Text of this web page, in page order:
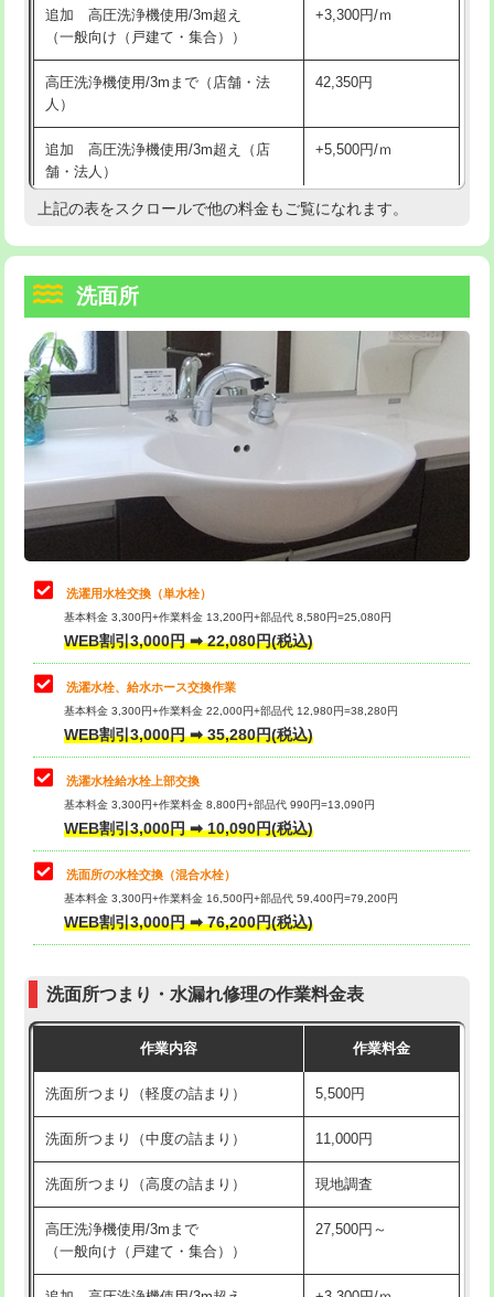
マス交換（深さ50㎝以上） 66,000円
コンクリート斫り（厚さ10㎝まで） 27,500円
コンクリート斫り（厚さ10㎝超え）
モルタル補修（厚さ10㎝まで）
モルタル補修（厚さ10㎝超え） 38,500円
洗面台設置 38,500円
追加人工
廃棄・処分 現場見積
※給水管工事は20mmまでの価格です。
持込商品取付（混合水栓） 16,500円
給水管工事※（ホール加工)
給水管工事※（バンド止め) 3,300円
給水管工事※（支持金具設置) 5,500円
給水管工事※（保温材使用（バンド止
め込み）)
5,500円
給水管工事※（土の掘削・埋め戻し作
業)
11,000円
給水管工事※（塩ビ管（VP・HI）使
用/3ｍまで)
33,000円
給水管工事※（塩ビ管（VP・HI）使
用（追加）/3ｍ超え)
給水管工事※（ライニング鋼管・銅
管・ポリ管・HT管使用/3ｍまで)
44,000円
給水管工事※（ライニング鋼管・銅
管・ポリ管・HT管使用/3ｍ超え)
排水管工事（土の掘削・埋め戻し作
業）
排水管工事（排水管工事/3ｍまで） 55,000円
排水管工事（追加 排水管工事/3ｍ超
え）
マス交換（土の掘削・埋め戻し作業）
マス交換（深さ50㎝未満）
マス交換（深さ50㎝以上）
モルタル補修（厚さ10㎝まで） 27,500円
モルタル補修（厚さ10㎝超え） 38,500円
洗面台設置 38,500円
バスタブ設置 現場見積
追加人工 16,500円
廃棄・処分
追加 高圧洗浄機使用/3m超え
（一般向け（戸建て・集合））
+3,300円/ｍ
高圧洗浄機使用/3mまで（店舗・法
人）
42,350円
追加 高圧洗浄機使用/3m超え（店
舗・法人）
+5,500円/ｍ
高度高圧洗浄換 現地調査
トーラー機使用/3mまで
追加トーラー機使用/3m超え +3,300円
カメラ調査 33,000円
桝清掃
止水・漏水調査・防水処理・清掃・修
理・調整・分解・加工など（軽作業）
11,000円
止水・漏水調査・防水処理・清掃・修
理・調整・分解・加工など（中作業）
22,000円
止水・漏水調査・防水処理・清掃・修
理・調整・分解・加工など（重作業）
33,000円
キッチンタンク脱着
その他部品の脱着
交換・取付（タンク）
交換・取付(単水栓（壁付・デッキ
式）)
交換・取付(混合水栓（壁付・デッキ
式・ワンホール）)
16,500円+材料費
（P/S/ポップアップ））
交換・取付（その他部品） 11,000円+材料費
持込商品取付（単水栓） 13,200円
持込商品取付（混合水栓） 16,500円
持込商品取付（浄水器・分岐水栓） 16,500円
給水管工事※（ホール加工) 16,500円
給水管工事※（バンド止め)
上記の表をスクロールで他の料金もご覧になれます。
洗面所
洗濯用水栓交換（単水栓）
基本料金 3,300円+作業料金 13,200円+部品代 8,580円=25,080円
WEB割引3,000円 ➡ 22,080円(税込)
洗濯水栓、給水ホース交換作業
基本料金 3,300円+作業料金 22,000円+部品代 12,980円=38,280円
WEB割引3,000円 ➡ 35,280円(税込)
洗濯水栓給水栓上部交換
基本料金 3,300円+作業料金 8,800円+部品代 990円=13,090円
WEB割引3,000円 ➡ 10,090円(税込)
洗面所の水栓交換（混合水栓）
基本料金 3,300円+作業料金 16,500円+部品代 59,400円=79,200円
WEB割引3,000円 ➡ 76,200円(税込)
洗面所つまり・水漏れ修理の作業料金表
作業内容 作業料金
洗面所つまり（軽度の詰まり） 5,500円
洗面所つまり（中度の詰まり） 11,000円
洗面所つまり（高度の詰まり） 現地調査
高圧洗浄機使用/3mまで
（一般向け（戸建て・集合））
27,500円～